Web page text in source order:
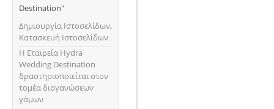
Destination"
Δημιουργία Ιστοσελίδων,
Κατασκευή Ιστοσελίδων
H Εταιρεία Hydra
Wedding Destination
δραστηριοποιείται στον
τομέα διογανώσεων
γάμων